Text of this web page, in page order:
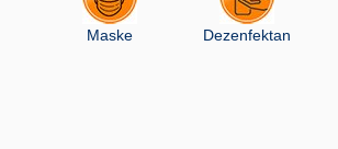
Maske Dezenfektan